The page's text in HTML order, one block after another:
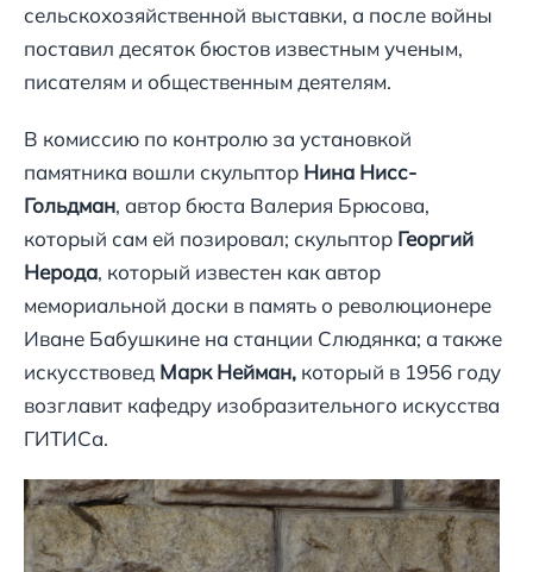
сельскохозяйственной выставки, а после войны
поставил десяток бюстов известным ученым,
писателям и общественным деятелям.
В комиссию по контролю за установкой
памятника вошли скульптор Нина Нисс-
Гольдман, автор бюста Валерия Брюсова,
который сам ей позировал; скульптор Георгий
Нерода, который известен как автор
мемориальной доски в память о революционере
Иване Бабушкине на станции Слюдянка; а также
искусствовед Марк Нейман, который в 1956 году
возглавит кафедру изобразительного искусства
ГИТИСа.